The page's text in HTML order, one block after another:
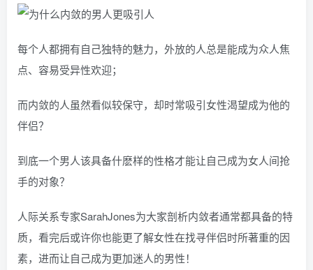
每个人都拥有自己独特的魅力，外放的人总是能成为众人焦
点、容易受异性欢迎；
而内敛的人虽然看似较保守，却时常吸引女性渴望成为他的
伴侣？
到底一个男人该具备什麽样的性格才能让自己成为女人间抢
手的对象？
人际关系专家SarahJones为大家剖析内敛者通常都具备的特
质，看完后或许你也能更了解女性在找寻伴侣时所著重的因
素，进而让自己成为更加迷人的男性！